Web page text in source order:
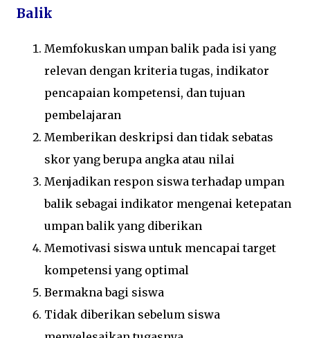
Balik
Memfokuskan umpan balik pada isi yang
relevan dengan kriteria tugas, indikator
pencapaian kompetensi, dan tujuan
pembelajaran
Memberikan deskripsi dan tidak sebatas
skor yang berupa angka atau nilai
Menjadikan respon siswa terhadap umpan
balik sebagai indikator mengenai ketepatan
umpan balik yang diberikan
Memotivasi siswa untuk mencapai target
kompetensi yang optimal
Bermakna bagi siswa
Tidak diberikan sebelum siswa